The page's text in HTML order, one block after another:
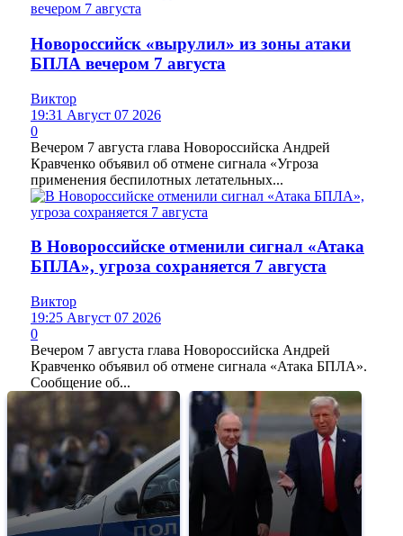
Новороссийск «вырулил» из зоны атаки
БПЛА вечером 7 августа
Виктор
19:31 Август 07 2026
0
Вечером 7 августа глава Новороссийска Андрей
Кравченко объявил об отмене сигнала «Угроза
применения беспилотных летательных...
В Новороссийске отменили сигнал «Атака
БПЛА», угроза сохраняется 7 августа
Виктор
19:25 Август 07 2026
0
Вечером 7 августа глава Новороссийска Андрей
Кравченко объявил об отмене сигнала «Атака БПЛА».
Сообщение об...